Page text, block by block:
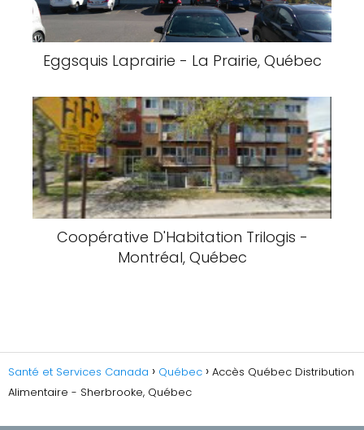
Eggsquis Laprairie - La Prairie, Québec
Coopérative D'Habitation Trilogis -
Montréal, Québec
Santé et Services Canada Québec
Accès Québec Distribution
Alimentaire - Sherbrooke, Québec